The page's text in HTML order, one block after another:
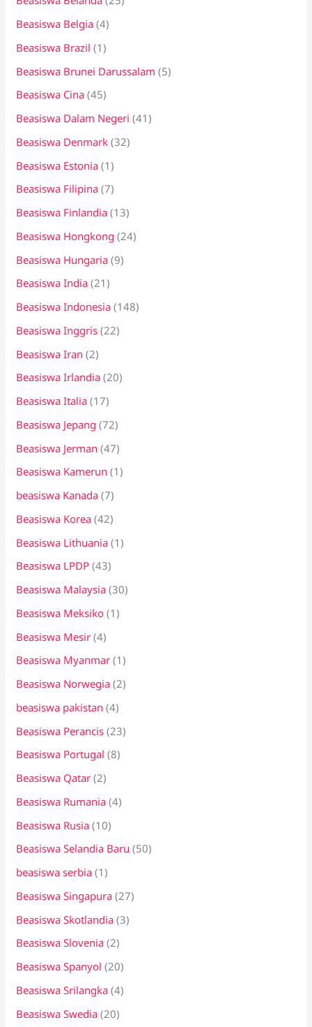
Beasiswa Belgia (4)
Beasiswa Brazil (1)
Beasiswa Brunei Darussalam (5)
Beasiswa Cina (45)
Beasiswa Dalam Negeri (41)
Beasiswa Denmark (32)
Beasiswa Estonia (1)
Beasiswa Filipina (7)
Beasiswa Finlandia (13)
Beasiswa Hongkong (24)
Beasiswa Hungaria (9)
Beasiswa India (21)
Beasiswa Indonesia (148)
Beasiswa Inggris (22)
Beasiswa Iran (2)
Beasiswa Irlandia (20)
Beasiswa Italia (17)
Beasiswa Jepang (72)
Beasiswa Jerman (47)
Beasiswa Kamerun (1)
beasiswa Kanada (7)
Beasiswa Korea (42)
Beasiswa Lithuania (1)
Beasiswa LPDP (43)
Beasiswa Malaysia (30)
Beasiswa Meksiko (1)
Beasiswa Mesir (4)
Beasiswa Myanmar (1)
Beasiswa Norwegia (2)
beasiswa pakistan (4)
Beasiswa Perancis (23)
Beasiswa Portugal (8)
Beasiswa Qatar (2)
Beasiswa Rumania (4)
Beasiswa Rusia (10)
Beasiswa Selandia Baru (50)
beasiswa serbia (1)
Beasiswa Singapura (27)
Beasiswa Skotlandia (3)
Beasiswa Slovenia (2)
Beasiswa Spanyol (20)
Beasiswa Srilangka (4)
Beasiswa Swedia (20)